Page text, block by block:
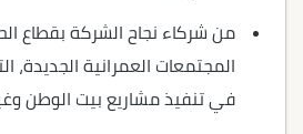
من شركاء نجاح الشركة بقطاع
المجتمعات العمرانية الجديدة،
في تنفيذ مشاريع بيت الوطن